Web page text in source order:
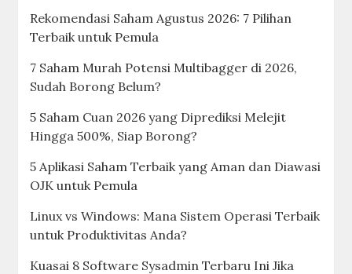
Rekomendasi Saham Agustus 2026: 7 Pilihan
Terbaik untuk Pemula
7 Saham Murah Potensi Multibagger di 2026,
Sudah Borong Belum?
5 Saham Cuan 2026 yang Diprediksi Melejit
Hingga 500%, Siap Borong?
5 Aplikasi Saham Terbaik yang Aman dan Diawasi
OJK untuk Pemula
Linux vs Windows: Mana Sistem Operasi Terbaik
untuk Produktivitas Anda?
Kuasai 8 Software Sysadmin Terbaru Ini Jika